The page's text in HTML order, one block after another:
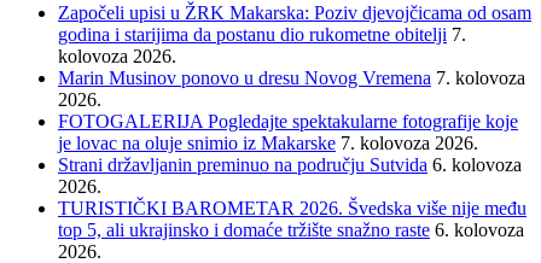
Započeli upisi u ŽRK Makarska: Poziv djevojčicama od osam
godina i starijima da postanu dio rukometne obitelji 7.
kolovoza 2026.
Marin Musinov ponovo u dresu Novog Vremena 7. kolovoza
2026.
FOTOGALERIJA Pogledajte spektakularne fotografije koje
je lovac na oluje snimio iz Makarske 7. kolovoza 2026.
Strani državljanin preminuo na području Sutvida 6. kolovoza
2026.
TURISTIČKI BAROMETAR 2026. Švedska više nije među
top 5, ali ukrajinsko i domaće tržište snažno raste 6. kolovoza
2026.